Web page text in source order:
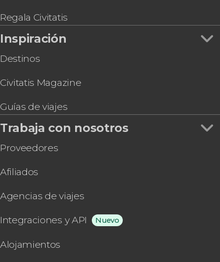
Regala Civitatis
Inspiración
Destinos
Civitatis Magazine
Guías de viajes
Trabaja con nosotros
Proveedores
Afiliados
Agencias de viajes
Integraciones y API Nuevo
Alojamientos